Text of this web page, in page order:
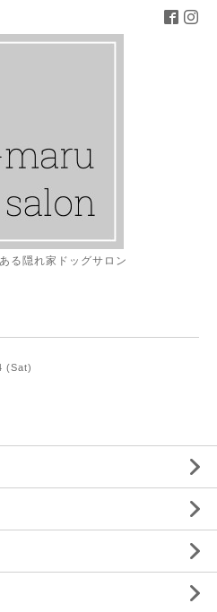
る隠れ家ドッグサロン
(Sat)